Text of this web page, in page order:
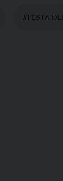
#FESTA